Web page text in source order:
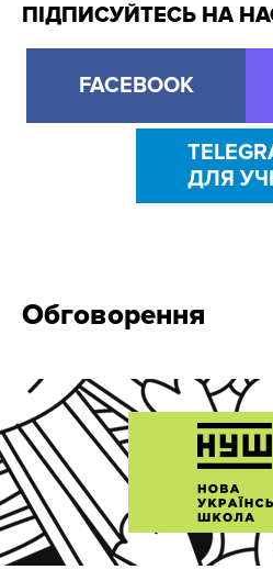
ПІДПИСУЙТЕСЬ НА
FACEBOOK
ДЛЯ
Обговорення